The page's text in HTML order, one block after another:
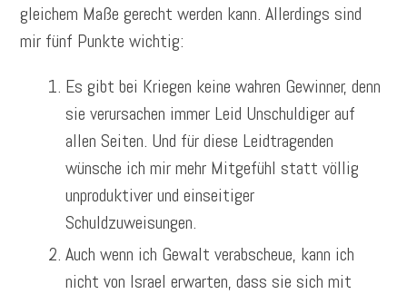
gleichem Maße gerecht werden kann. Allerdings sind
mir fünf Punkte wichtig:
Es gibt bei Kriegen keine wahren Gewinner, denn
sie verursachen immer Leid Unschuldiger auf
allen Seiten. Und für diese Leidtragenden
wünsche ich mir mehr Mitgefühl statt völlig
unproduktiver und einseitiger
Schuldzuweisungen.
Auch wenn ich Gewalt verabscheue, kann ich
nicht von Israel erwarten, dass sie sich mit